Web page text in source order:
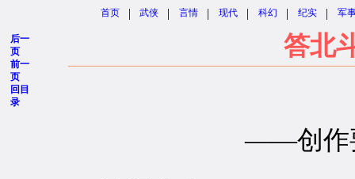
首页 | 武侠 | 言情 | 现代 | 科幻 | 纪实 | 军
后一
页
前一
页
回目
录
答北
——创作